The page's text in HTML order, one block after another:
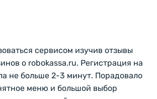
сервисом изучив отзывы
о robokassa.ru. Регистрация на
не больше 2-3 минут. Порадовало
меню и большой выбор